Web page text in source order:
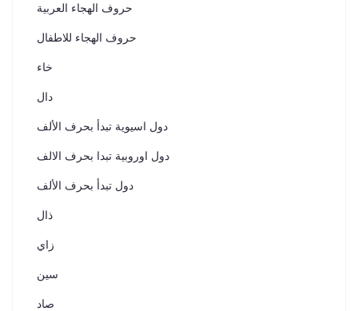
حروف الهجاء العربية
حروف الهجاء للاطفال
خاء
دال
دول اسيوية تبدأ بحرف الألف
دول اوروبية تبدا بحرف الالف
دول تبدأ بحرف الألف
ذال
زاي
سين
صاد